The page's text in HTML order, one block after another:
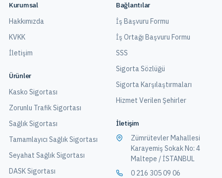
Kurumsal
Hakkımızda
KVKK
İletişim
Ürünler
Kasko Sigortası
Zorunlu Trafik Sigortası
Sağlık Sigortası
Tamamlayıcı Sağlık Sigortası
Seyahat Sağlık Sigortası
DASK Sigortası
Bağlantılar
İş Başvuru Formu
İş Ortağı Başvuru Formu
SSS
Sigorta Sözlüğü
Sigorta Karşılaştırmaları
Hizmet Verilen Şehirler
İletişim
Zümrütevler Mahallesi
Karayemiş Sokak No: 4
Maltepe / İSTANBUL
0 216 305 09 06